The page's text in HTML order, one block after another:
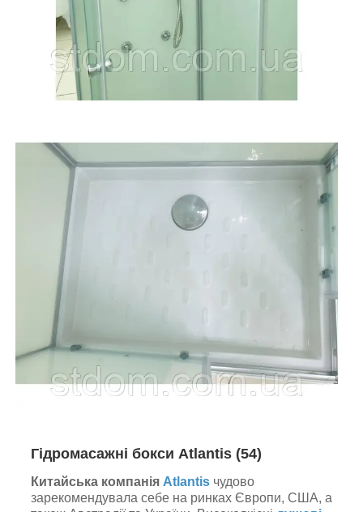
Гідромасажні бокси Atlantis (54)
Китайська компанія Atlantis чудово
зарекомендувала себе на ринках Європи, США, а